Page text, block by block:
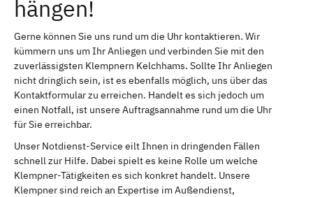
hängen!
Gerne können Sie uns rund um die Uhr kontaktieren. Wir
kümmern uns um Ihr Anliegen und verbinden Sie mit den
zuverlässigsten Klempnern Kelchhams. Sollte Ihr Anliegen
nicht dringlich sein, ist es ebenfalls möglich, uns über das
Kontaktformular zu erreichen. Handelt es sich jedoch um
einen Notfall, ist unsere Auftragsannahme rund um die Uhr
für Sie erreichbar.
Unser Notdienst-Service eilt Ihnen in dringenden Fällen
schnell zur Hilfe. Dabei spielt es keine Rolle um welche
Klempner-Tätigkeiten es sich konkret handelt. Unsere
Klempner sind reich an Expertise im Außendienst,